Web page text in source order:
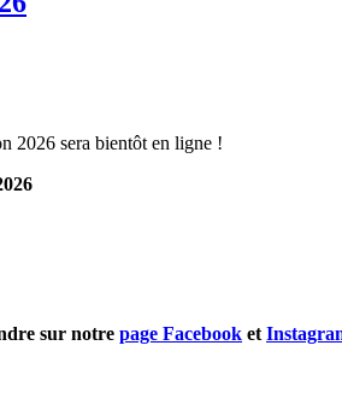
2026 sera bientôt en ligne !
sur notre page Facebook et